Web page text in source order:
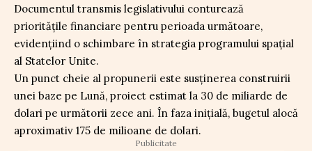
Documentul transmis legislativului conturează
prioritățile financiare pentru perioada următoare,
evidențiind o schimbare în strategia programului spațial
al Statelor Unite.
Un punct cheie al propunerii este susținerea construirii
unei baze pe Lună, proiect estimat la 30 de miliarde de
dolari pe următorii zece ani. În faza inițială, bugetul alocă
aproximativ 175 de milioane de dolari.
Publicitate